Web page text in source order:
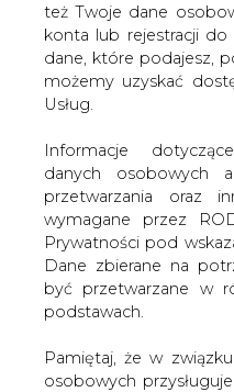
też Twoje dane
konta lub rejestracji do
dane, które podajesz,
możemy uzyskać
Usług.
Informacje
danych osobowych
przetwarzania oraz
wymagane przez
Prywatności pod
Dane zbierane na
być przetwarzane w
podstawach.
Pamiętaj, że w
osobowych
Strona główna
SERWIS
Enron wychodzi z
2001-05-22 00:00
Enron wychodzi